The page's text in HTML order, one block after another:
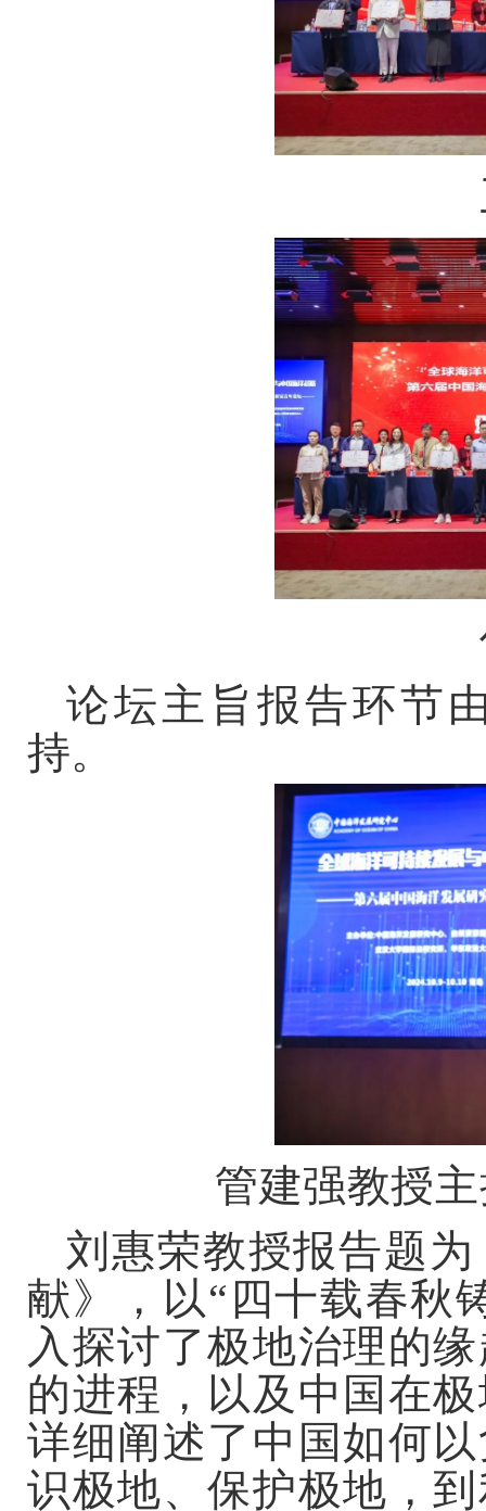
论坛主旨报告环节
持。
管建强教授
刘惠荣教授报告题
献》，以“四十载春秋
入探讨了极地治理的
的进程，以及中国在
详细阐述了中国如何
识极地、保护极地，